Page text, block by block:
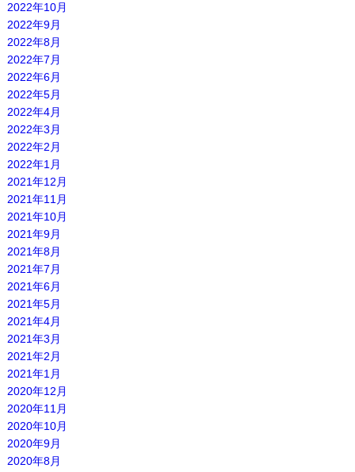
2022年10月
2022年9月
2022年8月
2022年7月
2022年6月
2022年5月
2022年4月
2022年3月
2022年2月
2022年1月
2021年12月
2021年11月
2021年10月
2021年9月
2021年8月
2021年7月
2021年6月
2021年5月
2021年4月
2021年3月
2021年2月
2021年1月
2020年12月
2020年11月
2020年10月
2020年9月
2020年8月